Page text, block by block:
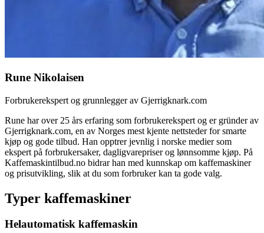
Rune Nikolaisen
Forbrukerekspert og grunnlegger av Gjerrigknark.com
Rune har over 25 års erfaring som forbrukerekspert og er gründer av
Gjerrigknark.com, en av Norges mest kjente nettsteder for smarte
kjøp og gode tilbud. Han opptrer jevnlig i norske medier som
ekspert på forbrukersaker, dagligvarepriser og lønnsomme kjøp. På
Kaffemaskintilbud.no bidrar han med kunnskap om kaffemaskiner
og prisutvikling, slik at du som forbruker kan ta gode valg.
Typer kaffemaskiner
Helautomatisk kaffemaskin